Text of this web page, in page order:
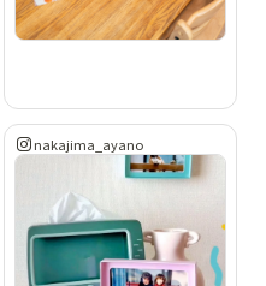
nakajima_ayano